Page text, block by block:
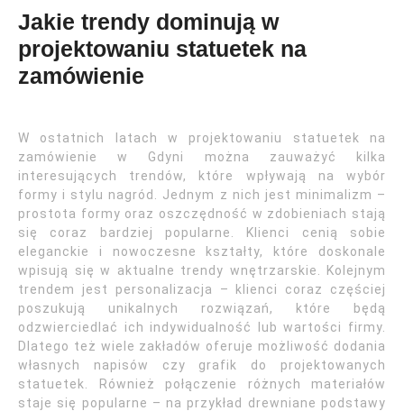
Jakie trendy dominują w
projektowaniu statuetek na
zamówienie
W ostatnich latach w projektowaniu statuetek na
zamówienie w Gdyni można zauważyć kilka
interesujących trendów, które wpływają na wybór
formy i stylu nagród. Jednym z nich jest minimalizm –
prostota formy oraz oszczędność w zdobieniach stają
się coraz bardziej popularne. Klienci cenią sobie
eleganckie i nowoczesne kształty, które doskonale
wpisują się w aktualne trendy wnętrzarskie. Kolejnym
trendem jest personalizacja – klienci coraz częściej
poszukują unikalnych rozwiązań, które będą
odzwierciedlać ich indywidualność lub wartości firmy.
Dlatego też wiele zakładów oferuje możliwość dodania
własnych napisów czy grafik do projektowanych
statuetek. Również połączenie różnych materiałów
staje się popularne – na przykład drewniane podstawy